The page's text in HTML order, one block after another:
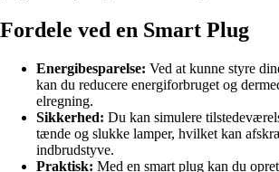
Fordele ved en Smart Plug
Energibesparelse: Ved at kunne styre
kan du reducere energiforbruget og
elregning.
Sikkerhed: Du kan simulere
tænde og slukke lamper, hvilket kan
indbrudstyve.
Praktisk: Med en smart plug kan du